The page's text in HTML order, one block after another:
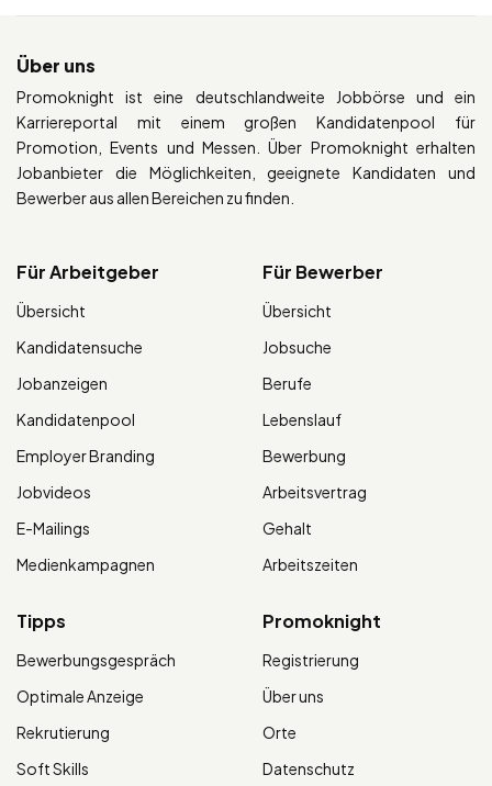
Über uns
Promoknight ist eine deutschlandweite Jobbörse und ein
Karriereportal mit einem großen Kandidatenpool für
Promotion, Events und Messen. Über Promoknight erhalten
Jobanbieter die Möglichkeiten, geeignete Kandidaten und
Bewerber aus allen Bereichen zu finden.
Für Arbeitgeber
Übersicht
Kandidatensuche
Jobanzeigen
Kandidatenpool
Employer Branding
Jobvideos
E-Mailings
Medienkampagnen
Für Bewerber
Übersicht
Jobsuche
Berufe
Lebenslauf
Bewerbung
Arbeitsvertrag
Gehalt
Arbeitszeiten
Tipps
Bewerbungsgespräch
Optimale Anzeige
Rekrutierung
Soft Skills
Promoknight
Registrierung
Über uns
Orte
Datenschutz